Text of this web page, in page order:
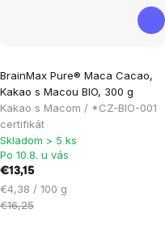
BrainMax Pure® Maca Cacao,
Kakao s Macou BIO, 300 g
Kakao s Macom / *CZ-BIO-001
certifikát
hodnotenie
produktu
je
5,0
z
hviezdičiek.
Skladom > 5 ks
Po 10.8. u vás
€13,15
Jednotková
cena:
€4,38 / 100 g
€16,25